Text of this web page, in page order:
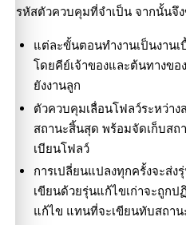
รหัสตัวควบคุมที่จำเป็น จากนั้นจึ
แต่ละขั้นตอนทำงานเป็นงานเ
โดยคีย์เจ้าของและต้นทางขอ
ยังงานลูก
ตัวควบคุมเลื่อนโฟลว์ระหว่าง
สถานะสิ้นสุด พร้อมจัดเก็บสถ
เบียนโฟลว์
การเปลี่ยนแปลงทุกครั้งจะส่
เขียนด้วยรุ่นแก้ไขเก่าจะถูกป
แก้ไข แทนที่จะเขียนทับสถาน